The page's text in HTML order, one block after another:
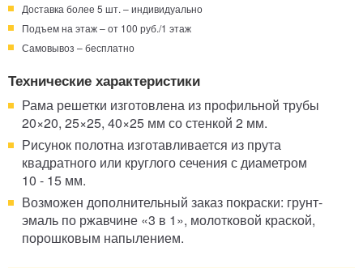
Доставка более 5 шт. – индивидуально
Подъем на этаж – от 100 руб./1 этаж
Самовывоз – бесплатно
Технические характеристики
Рама решетки изготовлена из профильной трубы
20×20, 25×25, 40×25 мм со стенкой 2 мм.
Рисунок полотна изготавливается из прута
квадратного или круглого сечения с диаметром
10 - 15 мм.
Возможен дополнительный заказ покраски: грунт-
эмаль по ржавчине «3 в 1», молотковой краской,
порошковым напылением.